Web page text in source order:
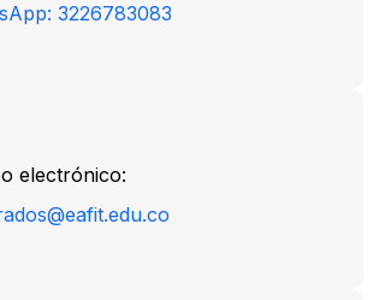
3226783083
electrónico: